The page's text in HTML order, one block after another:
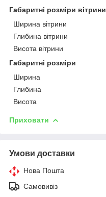
Габаритні розміри вітрини
Ширина вітрини
Глибина вітрини
Висота вітрини
Габаритні розміри
Ширина
Глибина
Висота
Приховати
Умови доставки
Нова Пошта
Самовивіз